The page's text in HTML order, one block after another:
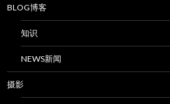
BLOG博客
知识
NEWS新闻
摄影